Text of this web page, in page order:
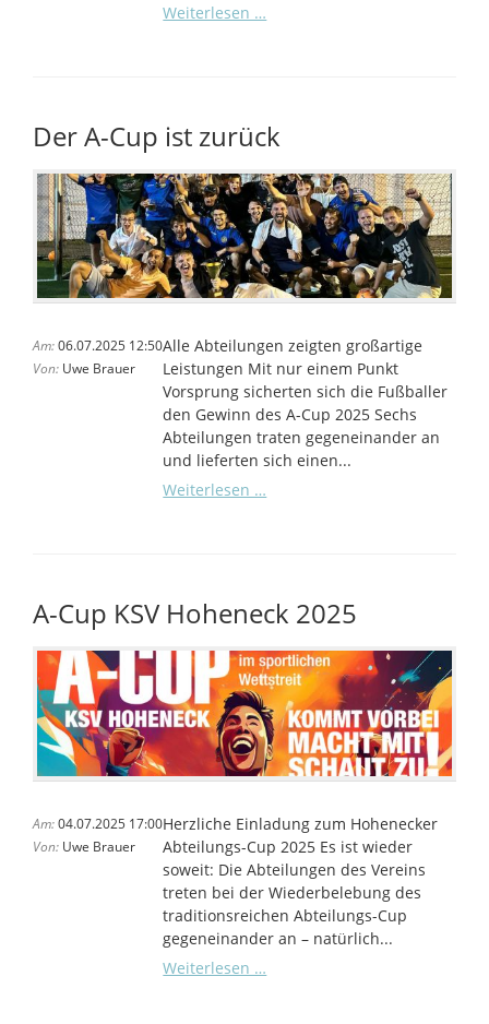
Weiterlesen …
Der A-Cup ist zurück
Am:06.07.2025 12:50
Von:Uwe Brauer
Alle Abteilungen zeigten großartige
Leistungen Mit nur einem Punkt
Vorsprung sicherten sich die Fußballer
den Gewinn des A-Cup 2025 Sechs
Abteilungen traten gegeneinander an
und lieferten sich einen...
Weiterlesen …
A-Cup KSV Hoheneck 2025
Am:04.07.2025 17:00
Von:Uwe Brauer
Herzliche Einladung zum Hohenecker
Abteilungs-Cup 2025 Es ist wieder
soweit: Die Abteilungen des Vereins
treten bei der Wiederbelebung des
traditionsreichen Abteilungs-Cup
gegeneinander an – natürlich...
Weiterlesen …